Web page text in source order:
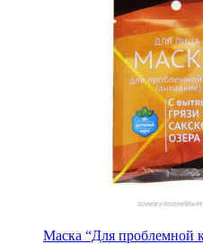
Маска “Для проблемной